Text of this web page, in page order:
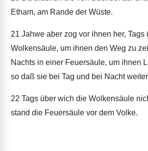
Etham, am Rande der Wüste.
21 Jahwe aber zog vor ihnen her, Tags
Wolkensäule, um ihnen den Weg zu
Nachts in einer Feuersäule, um ihnen
so daß sie bei Tag und bei Nacht
22 Tags über wich die Wolkensäule
stand die Feuersäule vor dem Volke.